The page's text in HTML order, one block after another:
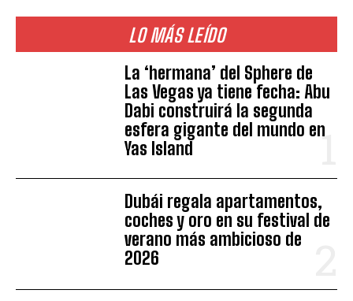
LO MÁS LEÍDO
La ‘hermana’ del Sphere de
Las Vegas ya tiene fecha: Abu
Dabi construirá la segunda
esfera gigante del mundo en
Yas Island
Dubái regala apartamentos,
coches y oro en su festival de
verano más ambicioso de
2026